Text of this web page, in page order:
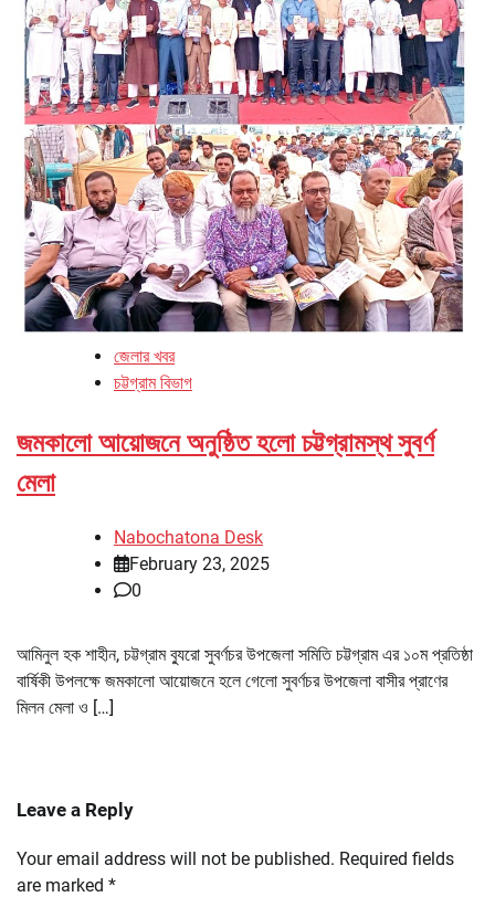
জেলার খবর
চট্টগ্রাম বিভাগ
জমকালো আয়োজনে অনুষ্ঠিত হলো চট্টগ্রামস্থ সুবর্ণ
মেলা
Nabochatona Desk
February 23, 2025
0
আমিনুল হক শাহীন, চট্টগ্রাম ব্যুরো সুবর্ণচর উপজেলা সমিতি চট্টগ্রাম এর ১০ম প্রতিষ্ঠা
বার্ষিকী উপলক্ষে জমকালো আয়োজনে হলে গেলো সুবর্ণচর উপজেলা বাসীর প্রাণের
মিলন মেলা ও […]
Leave a Reply
Your email address will not be published. Required fields
are marked *